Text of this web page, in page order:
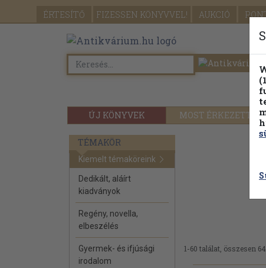
ÉRTESÍTŐ FIZESSEN KÖNYVVEL! AUKCIÓ
ÚJ KÖNYVEK MOST ÉRKEZETT
TÉMAKÖR
Kiemelt témaköreink
Dedikált, aláírt
kiadványok
Regény, novella,
elbeszélés
Gyermek- és ifjúsági
irodalom
1-60 találat, összesen 64.